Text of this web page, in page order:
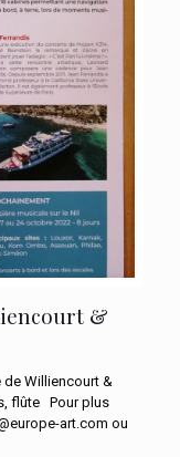
&
de Williencourt &
flûte Pour plus
art.com ou